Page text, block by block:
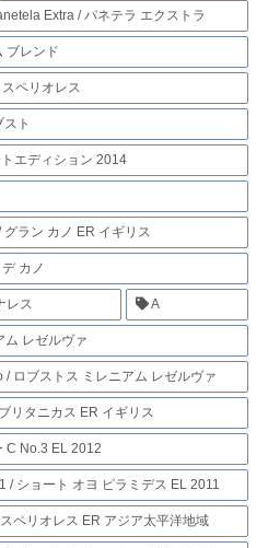
Extra / パネテラ エクストラ
ブレンド
ペリオレス
ト
エディション 2014
ラン カノ ER イギリス
カノ
レス A
ム レゼルヴァ
ロブストス ミレニアム レゼルヴァ
リタニカス ER イギリス
C No.3 EL 2012
/ ショート オヨ ピラミデス EL 2011
ペリオレス ER アジア太平洋地域